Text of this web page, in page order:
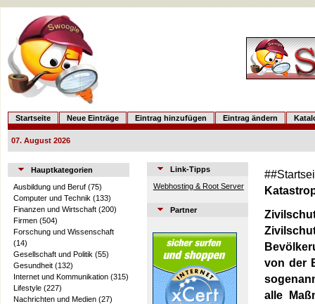
Startseite Neue Einträge Eintrag hinzufügen Eintrag ändern
07. August 2026
Hauptkategorien
Ausbildung und Beruf (75)
Computer und Technik (133)
Finanzen und Wirtschaft (200)
Firmen (504)
Forschung und Wissenschaft
(14)
Gesellschaft und Politik (55)
Gesundheit (132)
Internet und Kommunikation (315)
Lifestyle (227)
Nachrichten und Medien (27)
Link-Tipps
Webhosting & Root Server
Partner
von der
alle